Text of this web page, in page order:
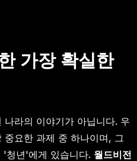
가장 확실한
라의 이야기가 아닙니다. 우
중요한 과제 중 하나이며, 그
청년'에게 있습니다. 월드비전